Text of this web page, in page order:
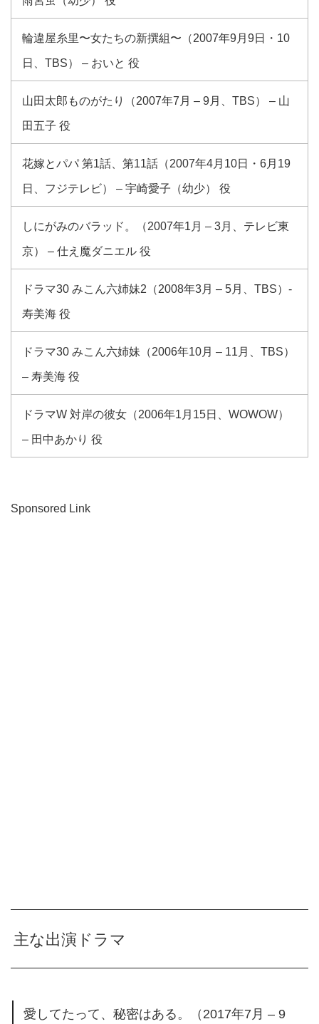
輪違屋糸里〜女たちの新撰組〜（2007年9月9日・10
日、TBS） – おいと 役
山田太郎ものがたり（2007年7月 – 9月、TBS） – 山
田五子 役
花嫁とパパ 第1話、第11話（2007年4月10日・6月19
日、フジテレビ） – 宇崎愛子（幼少） 役
しにがみのバラッド。（2007年1月 – 3月、テレビ東
京） – 仕え魔ダニエル 役
ドラマ30 みこん六姉妹2（2008年3月 – 5月、TBS）-
寿美海 役
ドラマ30 みこん六姉妹（2006年10月 – 11月、TBS）
– 寿美海 役
ドラマW 対岸の彼女（2006年1月15日、WOWOW）
– 田中あかり 役
Sponsored Link
主な出演ドラマ
愛してたって、秘密はある。（2017年7月 – 9